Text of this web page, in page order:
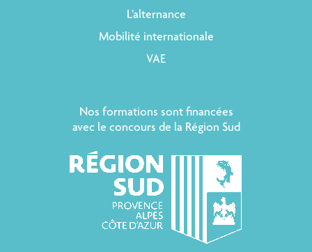
L’alternance
Mobilité internationale
VAE
Nos formations sont financées
avec le concours de la Région Sud